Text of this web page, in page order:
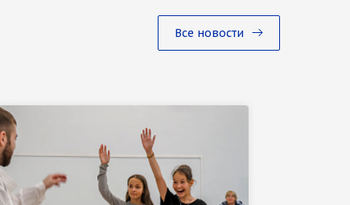
Все новости